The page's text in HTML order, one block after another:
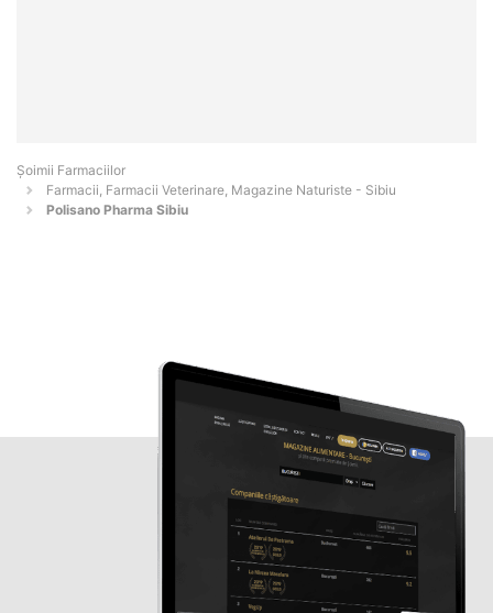
Şoimii Farmaciilor
Farmacii, Farmacii Veterinare, Magazine Naturiste - Sibiu
Polisano Pharma Sibiu